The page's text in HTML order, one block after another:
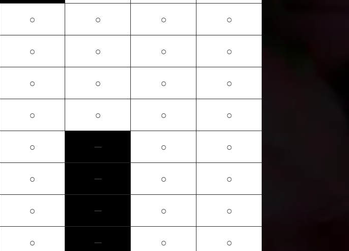
○ ○ ○ ○
○ ○ ○ ○
○ ○ ○ ○
○ ○ ○ ○
○ ─ ○ ○
○ ─ ○ ○
○ ─ ○ ○
○ ─ ○ ○